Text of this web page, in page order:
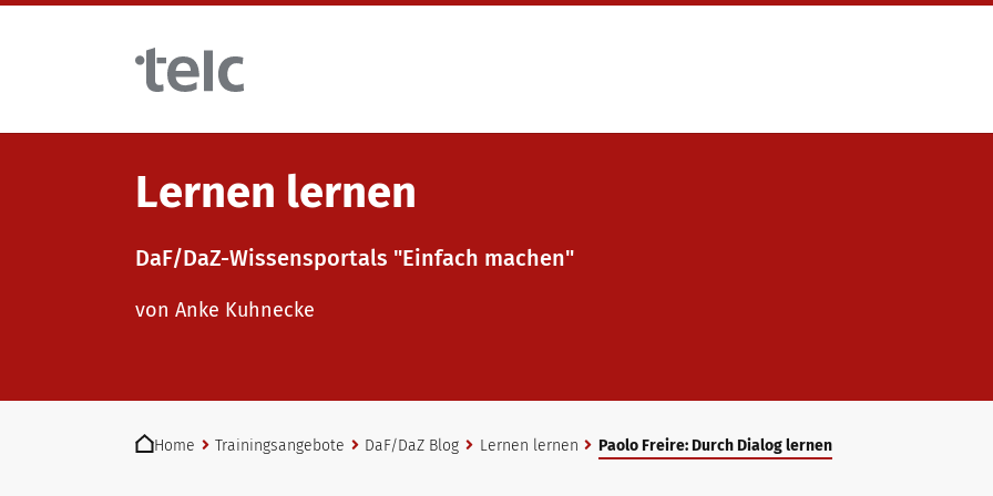
Skip to main content
Sprachprüfungen
telc Prüfungen digital mit DIGItelc 2.0
telc Remote Tests
Lehrmaterialien
Allgemeinsprachliches Deutsch
Fortbildungen: Unterrichten
Lernen lernen
DaF/DaZ-Wissensportals "Einfach machen"
von Anke Kuhnecke
Home
Trainingsangebote DaF/DaZ Blog Lernen lernen Paolo Freire: Durch Dialog lernen